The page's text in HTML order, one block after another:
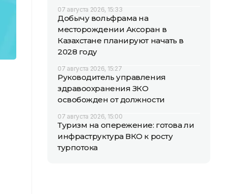
07 августа 2026, 15:33
Добычу вольфрама на
месторождении Аксоран в
Казахстане планируют начать в
2028 году
07 августа 2026, 15:27
Руководитель управления
здравоохранения ЗКО
освобожден от должности
07 августа 2026, 15:00
Туризм на опережение: готова ли
инфраструктура ВКО к росту
турпотока